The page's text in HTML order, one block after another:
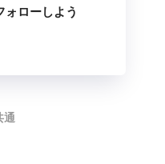
ォローしよう
通